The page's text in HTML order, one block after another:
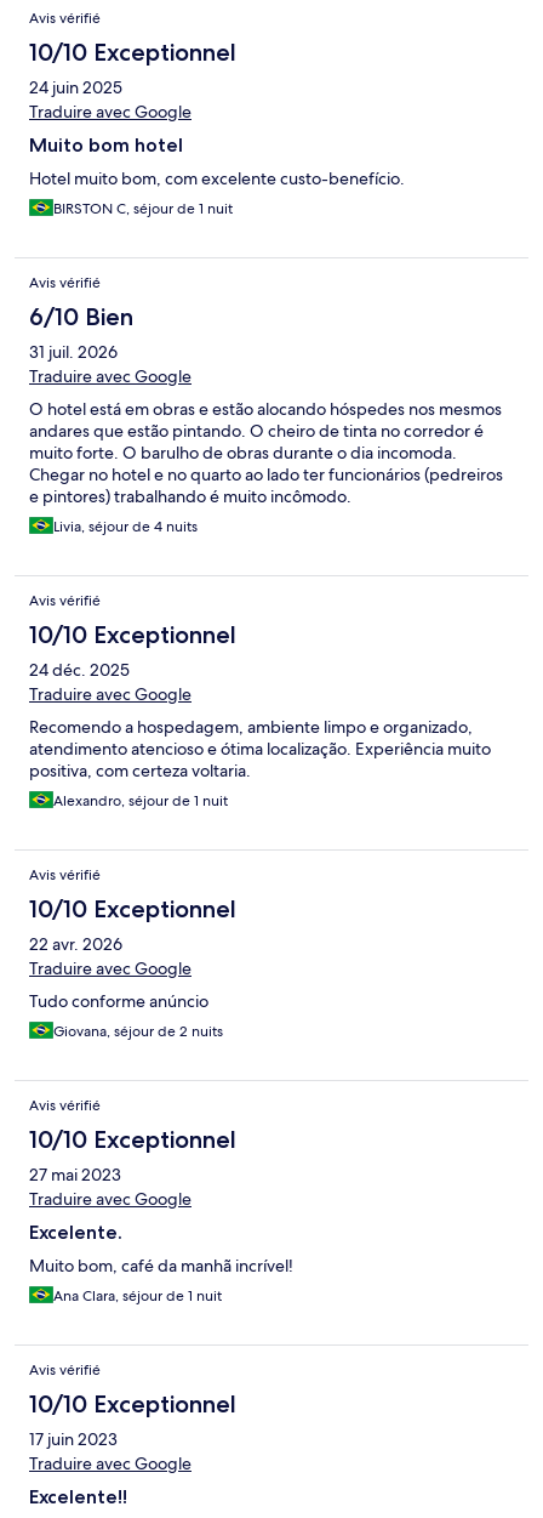
Avis vérifié
10/10 Exceptionnel
24 juin 2025
Traduire avec Google
Muito bom hotel
Hotel muito bom, com excelente custo-benefício.
BIRSTON C, séjour de 1 nuit
Avis vérifié
6/10 Bien
31 juil. 2026
Traduire avec Google
O hotel está em obras e estão alocando hóspedes nos mesmos
andares que estão pintando. O cheiro de tinta no corredor é
muito forte. O barulho de obras durante o dia incomoda.
Chegar no hotel e no quarto ao lado ter funcionários (pedreiros
e pintores) trabalhando é muito incômodo.
Livia, séjour de 4 nuits
Avis vérifié
10/10 Exceptionnel
24 déc. 2025
Traduire avec Google
Recomendo a hospedagem, ambiente limpo e organizado,
atendimento atencioso e ótima localização. Experiência muito
positiva, com certeza voltaria.
Alexandro, séjour de 1 nuit
Avis vérifié
10/10 Exceptionnel
22 avr. 2026
Traduire avec Google
Tudo conforme anúncio
Giovana, séjour de 2 nuits
Avis vérifié
10/10 Exceptionnel
27 mai 2023
Traduire avec Google
Excelente.
Muito bom, café da manhã incrível!
Ana Clara, séjour de 1 nuit
Avis vérifié
10/10 Exceptionnel
17 juin 2023
Traduire avec Google
Excelente!!